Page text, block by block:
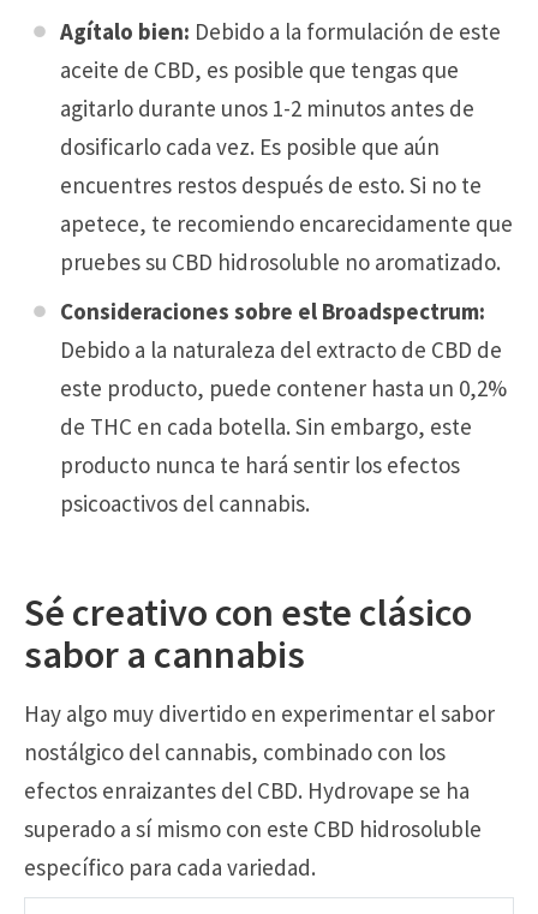
Agítalo bien: Debido a la formulación de este
aceite de CBD, es posible que tengas que
agitarlo durante unos 1-2 minutos antes de
dosificarlo cada vez. Es posible que aún
encuentres restos después de esto. Si no te
apetece, te recomiendo encarecidamente que
pruebes su CBD hidrosoluble no aromatizado.
Consideraciones sobre el Broadspectrum:
Debido a la naturaleza del extracto de CBD de
este producto, puede contener hasta un 0,2%
de THC en cada botella. Sin embargo, este
producto nunca te hará sentir los efectos
psicoactivos del cannabis.
Sé creativo con este clásico
sabor a cannabis
Hay algo muy divertido en experimentar el sabor
nostálgico del cannabis, combinado con los
efectos enraizantes del CBD. Hydrovape se ha
superado a sí mismo con este CBD hidrosoluble
específico para cada variedad.